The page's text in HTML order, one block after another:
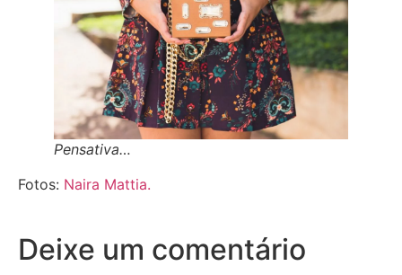
Pensativa…
Fotos: Naira Mattia.
Deixe um comentário